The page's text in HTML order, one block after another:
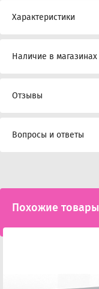
Характеристики
Наличие в магазинах
Отзывы
Вопросы и ответы
Похожие товары